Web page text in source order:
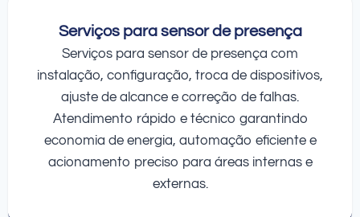
Serviços para sensor de presença
Serviços para sensor de presença com
instalação, configuração, troca de dispositivos,
ajuste de alcance e correção de falhas.
Atendimento rápido e técnico garantindo
economia de energia, automação eficiente e
acionamento preciso para áreas internas e
externas.